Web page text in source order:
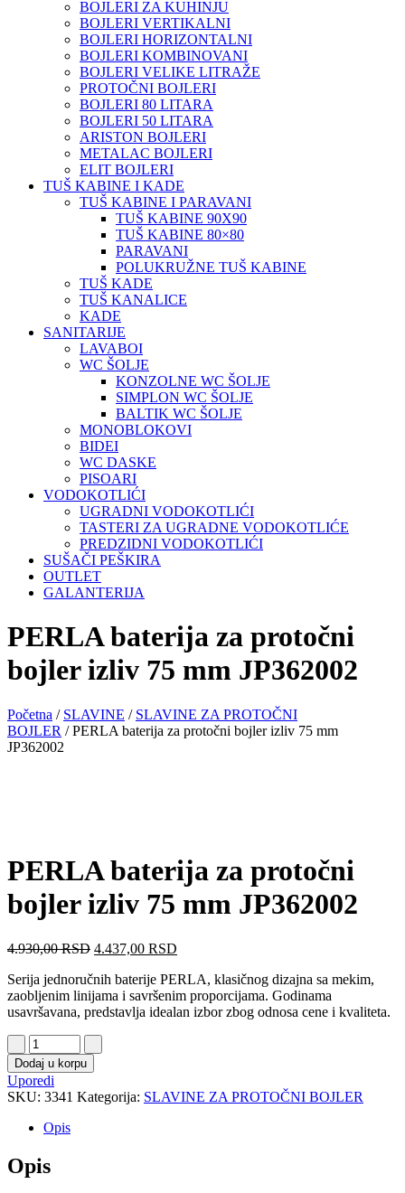
BOJLERI ZA KUHINJU
BOJLERI VERTIKALNI
BOJLERI HORIZONTALNI
BOJLERI KOMBINOVANI
BOJLERI VELIKE LITRAŽE
PROTOČNI BOJLERI
BOJLERI 80 LITARA
BOJLERI 50 LITARA
ARISTON BOJLERI
METALAC BOJLERI
ELIT BOJLERI
TUŠ KABINE I KADE
TUŠ KABINE I PARAVANI
TUŠ KABINE 90X90
TUŠ KABINE 80×80
PARAVANI
POLUKRUŽNE TUŠ KABINE
TUŠ KADE
TUŠ KANALICE
KADE
SANITARIJE
LAVABOI
WC ŠOLJE
KONZOLNE WC ŠOLJE
SIMPLON WC ŠOLJE
BALTIK WC ŠOLJE
MONOBLOKOVI
BIDEI
WC DASKE
PISOARI
VODOKOTLIĆI
UGRADNI VODOKOTLIĆI
TASTERI ZA UGRADNE VODOKOTLIĆE
PREDZIDNI VODOKOTLIĆI
SUŠAČI PEŠKIRA
OUTLET
GALANTERIJA
PERLA baterija za protočni
bojler izliv 75 mm JP362002
Početna / SLAVINE / SLAVINE ZA PROTOČNI
BOJLER / PERLA baterija za protočni bojler izliv 75 mm
JP362002
PERLA baterija za protočni
bojler izliv 75 mm JP362002
4.930,00RSD 4.437,00 RSD
Serija jednoručnih baterije PERLA, klasičnog dizajna sa mekim,
zaobljenim linijama i savršenim proporcijama. Godinama
usavršavana, predstavlja idealan izbor zbog odnosa cene i kvaliteta.
Dodaj u korpu
Uporedi
SKU: 3341 Kategorija: SLAVINE ZA PROTOČNI BOJLER
Opis
Opis